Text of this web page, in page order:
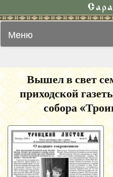
Меню
Вышел в свет
приходской
собора